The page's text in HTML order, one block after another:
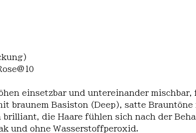
einsetzbar und untereinander
braunem Basiston (Deep), satte
die Haare fühlen sich nach der
und ohne Wasserstoffperoxid.